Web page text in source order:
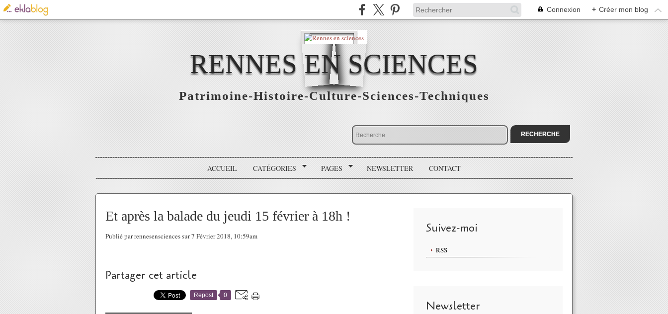
Connexion + Créer mon blog
RENNES EN SCIENCES
Patrimoine-Histoire-Culture-Sciences-Techniques
ACCUEIL CATÉGORIES PAGES NEWSLETTER CONTACT
Et après la balade du jeudi 15 février à 18h !
Publié par rennesensciences sur 7 Février 2018, 10:59am
Partager cet article
Repost 0
Suivez-moi
RSS
Newsletter